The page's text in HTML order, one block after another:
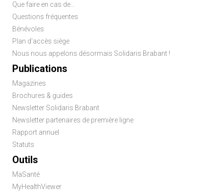
Que faire en cas de...
Questions fréquentes
Bénévoles
Plan d'accès siège
Nous nous appelons désormais Solidaris Brabant !
Publications
Magazines
Brochures & guides
Newsletter Solidaris Brabant
Newsletter partenaires de première ligne
Rapport annuel
Statuts
Outils
MaSanté
MyHealthViewer